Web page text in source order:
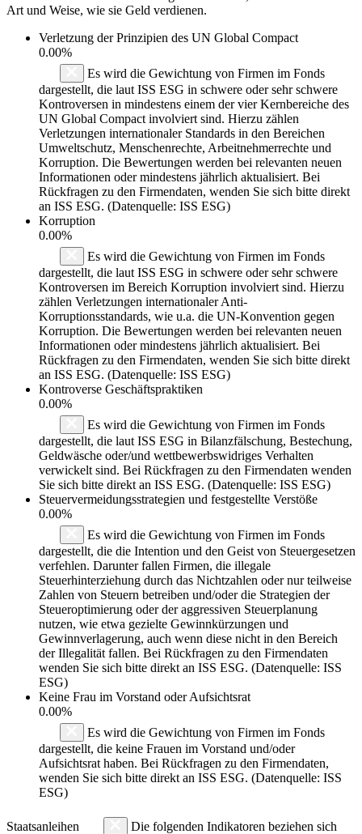
Art und Weise, wie sie Geld verdienen.
Verletzung der Prinzipien des UN Global Compact
0.00%
Es wird die Gewichtung von Firmen im Fonds
dargestellt, die laut ISS ESG in schwere oder sehr schwere
Kontroversen in mindestens einem der vier Kernbereiche des
UN Global Compact involviert sind. Hierzu zählen
Verletzungen internationaler Standards in den Bereichen
Umweltschutz, Menschenrechte, Arbeitnehmerrechte und
Korruption. Die Bewertungen werden bei relevanten neuen
Informationen oder mindestens jährlich aktualisiert. Bei
Rückfragen zu den Firmendaten, wenden Sie sich bitte direkt
an ISS ESG. (Datenquelle: ISS ESG)
Korruption
0.00%
Es wird die Gewichtung von Firmen im Fonds
dargestellt, die laut ISS ESG in schwere oder sehr schwere
Kontroversen im Bereich Korruption involviert sind. Hierzu
zählen Verletzungen internationaler Anti-
Korruptionsstandards, wie u.a. die UN-Konvention gegen
Korruption. Die Bewertungen werden bei relevanten neuen
Informationen oder mindestens jährlich aktualisiert. Bei
Rückfragen zu den Firmendaten, wenden Sie sich bitte direkt
an ISS ESG. (Datenquelle: ISS ESG)
Kontroverse Geschäftspraktiken
0.00%
Es wird die Gewichtung von Firmen im Fonds
dargestellt, die laut ISS ESG in Bilanzfälschung, Bestechung,
Geldwäsche oder/und wettbewerbswidriges Verhalten
verwickelt sind. Bei Rückfragen zu den Firmendaten wenden
Sie sich bitte direkt an ISS ESG. (Datenquelle: ISS ESG)
Steuervermeidungsstrategien und festgestellte Verstöße
0.00%
Es wird die Gewichtung von Firmen im Fonds
dargestellt, die die Intention und den Geist von Steuergesetzen
verfehlen. Darunter fallen Firmen, die illegale
Steuerhinterziehung durch das Nichtzahlen oder nur teilweise
Zahlen von Steuern betreiben und/oder die Strategien der
Steueroptimierung oder der aggressiven Steuerplanung
nutzen, wie etwa gezielte Gewinnkürzungen und
Gewinnverlagerung, auch wenn diese nicht in den Bereich
der Illegalität fallen. Bei Rückfragen zu den Firmendaten
wenden Sie sich bitte direkt an ISS ESG. (Datenquelle: ISS
ESG)
Keine Frau im Vorstand oder Aufsichtsrat
0.00%
Es wird die Gewichtung von Firmen im Fonds
dargestellt, die keine Frauen im Vorstand und/oder
Aufsichtsrat haben. Bei Rückfragen zu den Firmendaten,
wenden Sie sich bitte direkt an ISS ESG. (Datenquelle: ISS
ESG)
Staatsanleihen
Die folgenden Indikatoren beziehen sich